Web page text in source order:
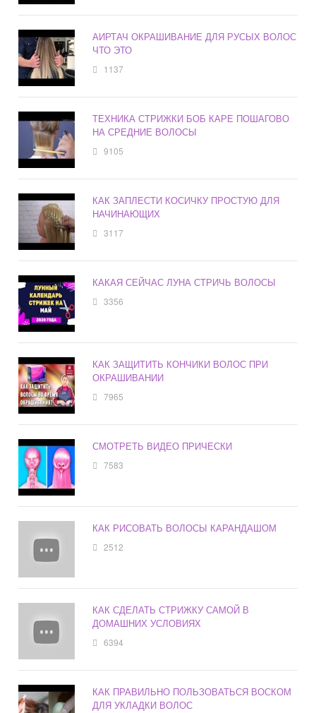
АИРТАЧ ОКРАШИВАНИЕ ДЛЯ РУСЫХ ВОЛОС
ЧТО ЭТО
1137
ТЕХНИКА СТРИЖКИ БОБ КАРЕ ПОШАГОВО
НА СРЕДНИЕ ВОЛОСЫ
9105
КАК ЗАПЛЕСТИ КОСИЧКУ ПРОСТУЮ ДЛЯ
НАЧИНАЮЩИХ
3117
КАКАЯ СЕЙЧАС ЛУНА СТРИЧЬ ВОЛОСЫ
3356
КАК ЗАЩИТИТЬ КОНЧИКИ ВОЛОС ПРИ
ОКРАШИВАНИИ
7965
СМОТРЕТЬ ВИДЕО ПРИЧЕСКИ
7583
КАК РИСОВАТЬ ВОЛОСЫ КАРАНДАШОМ
2512
КАК СДЕЛАТЬ СТРИЖКУ САМОЙ В
ДОМАШНИХ УСЛОВИЯХ
6394
КАК ПРАВИЛЬНО ПОЛЬЗОВАТЬСЯ ВОСКОМ
ДЛЯ УКЛАДКИ ВОЛОС